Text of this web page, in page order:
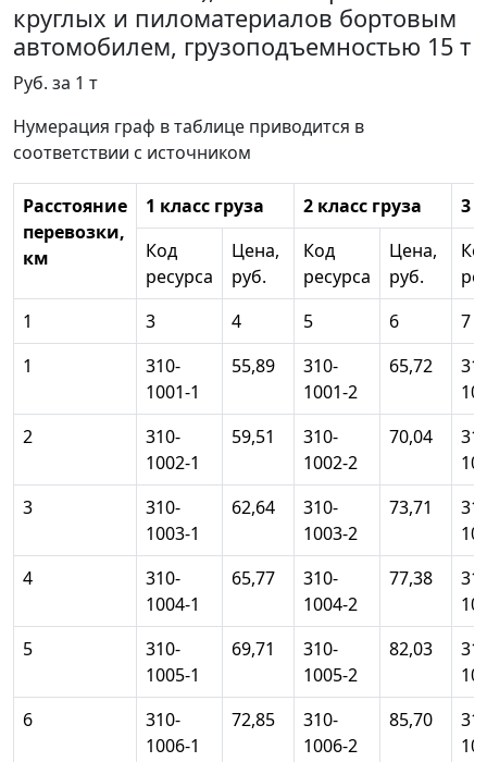
круглых и пиломатериалов бортовым
автомобилем, грузоподъемностью 15 т
Руб. за 1 т
Нумерация граф в таблице приводится в
соответствии с источником
Расстояние
перевозки,
км
1 класс груза 2 класс груза
3
Код
ресурса
Цена,
руб.
Код
ресурса
Цена,
руб.
1
3 4 5 6
7
1
310-
1001-1
55,89
310-
1001-2
65,72
2
310-
1002-1
59,51
310-
1002-2
70,04
3
310-
1003-1
62,64
310-
1003-2
73,71
4
310-
1004-1
65,77
310-
1004-2
77,38
5
310-
1005-1
69,71
310-
1005-2
82,03
6
310-
1006-1
72,85
310-
1006-2
85,70